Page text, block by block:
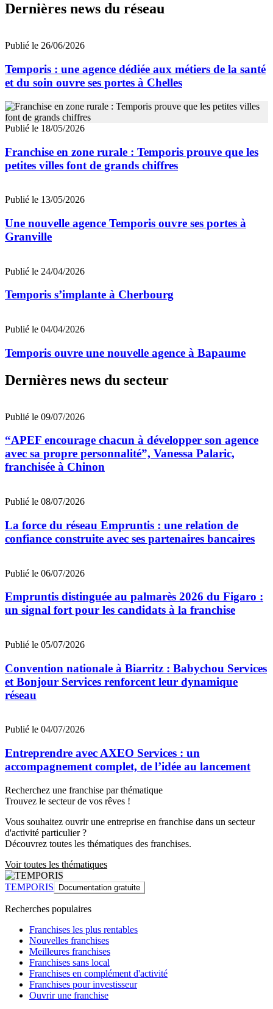
Dernières news du réseau
Publié le 26/06/2026
Temporis : une agence dédiée aux métiers de la santé
et du soin ouvre ses portes à Chelles
Publié le 18/05/2026
Franchise en zone rurale : Temporis prouve que les
petites villes font de grands chiffres
Publié le 13/05/2026
Une nouvelle agence Temporis ouvre ses portes à
Granville
Publié le 24/04/2026
Temporis s’implante à Cherbourg
Publié le 04/04/2026
Temporis ouvre une nouvelle agence à Bapaume
Dernières news du secteur
Publié le 09/07/2026
“APEF encourage chacun à développer son agence
avec sa propre personnalité”, Vanessa Palaric,
franchisée à Chinon
Publié le 08/07/2026
La force du réseau Empruntis : une relation de
confiance construite avec ses partenaires bancaires
Publié le 06/07/2026
Empruntis distinguée au palmarès 2026 du Figaro :
un signal fort pour les candidats à la franchise
Publié le 05/07/2026
Convention nationale à Biarritz : Babychou Services
et Bonjour Services renforcent leur dynamique
réseau
Publié le 04/07/2026
Entreprendre avec AXEO Services : un
accompagnement complet, de l’idée au lancement
Recherchez une franchise par thématique
Trouvez le secteur de vos rêves !
Vous souhaitez ouvrir une entreprise en franchise dans un secteur
d'activité particulier ?
Découvrez toutes les thématiques des franchises.
Voir toutes les thématiques
TEMPORIS Documentation gratuite
Recherches populaires
Franchises les plus rentables
Nouvelles franchises
Meilleures franchises
Franchises sans local
Franchises en complément d'activité
Franchises pour investisseur
Ouvrir une franchise